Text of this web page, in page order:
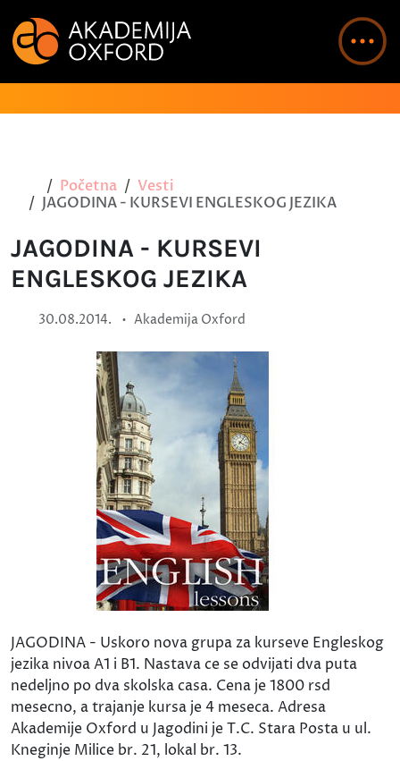
Početna
Vesti
JAGODINA - KURSEVI ENGLESKOG JEZIKA
JAGODINA - KURSEVI
ENGLESKOG JEZIKA
30.08.2014. • Akademija Oxford
JAGODINA - Uskoro nova grupa za kurseve Engleskog
jezika nivoa A1 i B1. Nastava ce se odvijati dva puta
nedeljno po dva skolska casa. Cena je 1800 rsd
mesecno, a trajanje kursa je 4 meseca. Adresa
Akademije Oxford u Jagodini je T.C. Stara Posta u ul.
Kneginje Milice br. 21, lokal br. 13.